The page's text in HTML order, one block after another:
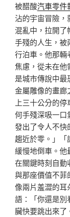
被醋酸汽車零件
沾的宇宙冒險
混亂中，拉開了
手殘的人生，被
行泊車。他那輛
焦慮，從未在他
是城市傳說中最
金屬雕像的畫廊
上三十公分的
何手殘深吸一口
發出了令人不快
趨近於零。」「
緩慢地倒車。他
在關鍵時刻自動
與那座價值不菲
像兩片羞澀的耳
語：「你還是別
臟快要跳出來了